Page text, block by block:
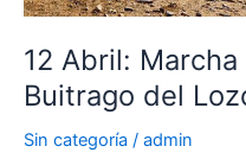
12 Abril:
Buitrago del
Sin categoría / admin